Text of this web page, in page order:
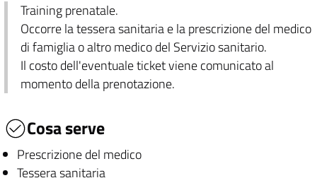
Training prenatale.
Occorre la tessera sanitaria e la prescrizione del medico
di famiglia o altro medico del Servizio sanitario.
Il costo dell'eventuale ticket viene comunicato al
momento della prenotazione.
Cosa serve
Prescrizione del medico
Tessera sanitaria